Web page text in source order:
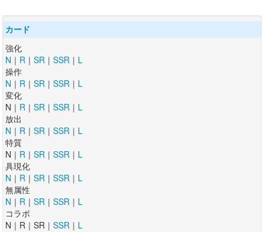
カード
強化
N ｜ R ｜ SR ｜ SSR ｜ L
操作
N ｜ R ｜ SR ｜ SSR ｜ L
変化
N｜ R ｜ SR ｜ SSR ｜ L
放出
N ｜ R ｜ SR ｜ SSR ｜ L
特質
N｜ R ｜ SR ｜ SSR ｜ L
具現化
N ｜ R ｜ SR ｜ SSR ｜ L
無属性
N ｜ R ｜ SR ｜ SSR ｜ L
コラボ
N｜R｜SR｜ SSR ｜ L